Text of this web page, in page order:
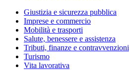
Giustizia e sicurezza pubblica
Imprese e commercio
Mobilità e trasporti
Salute, benessere e assistenza
Tributi, finanze e contravvenzioni
Turismo
Vita lavorativa